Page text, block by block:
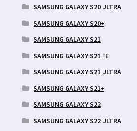
SAMSUNG GALAXY S20 ULTRA
SAMSUNG GALAXY S20+
SAMSUNG GALAXY S21
SAMSUNG GALAXY S21 FE
SAMSUNG GALAXY S21 ULTRA
SAMSUNG GALAXY S21+
SAMSUNG GALAXY S22
SAMSUNG GALAXY S22 ULTRA